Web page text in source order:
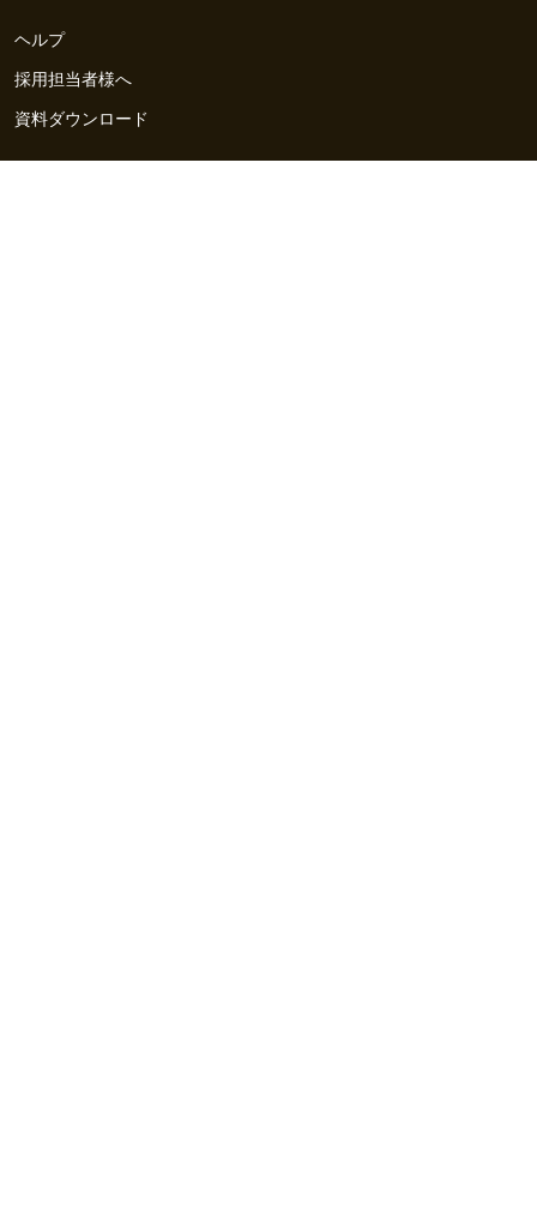
ヘルプ
採用担当者様へ
資料ダウンロード